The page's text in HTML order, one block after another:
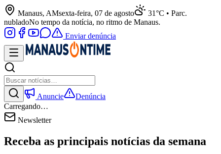
Manaus, AMsexta-feira, 07 de agosto
31°C • Parc.
nubladoNo tempo da notícia, no ritmo de Manaus.
Enviar denúncia
Anuncie
Denúncia
Carregando…
Newsletter
Receba as principais notícias da semana